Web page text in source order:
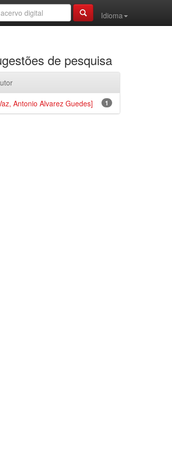
Idioma
de pesquisa
1
Antonio Alvarez Guedes]